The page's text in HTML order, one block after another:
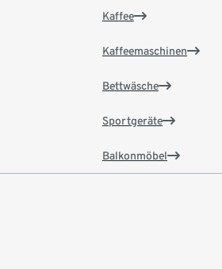
Kaffee
Kaffeemaschinen
Bettwäsche
Sportgeräte
Balkonmöbel